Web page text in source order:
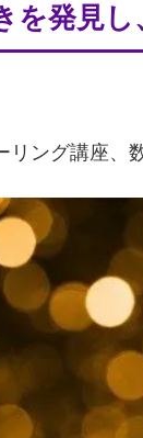
を発見
リング講座